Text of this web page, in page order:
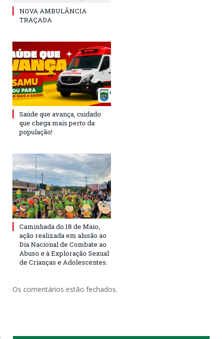
NOVA AMBULÂNCIA
TRAÇADA
Saúde que avança, cuidado
que chega mais perto da
população!
Caminhada do 18 de Maio,
ação realizada em alusão ao
Dia Nacional de Combate ao
Abuso e à Exploração Sexual
de Crianças e Adolescentes.
Os comentários estão fechados.